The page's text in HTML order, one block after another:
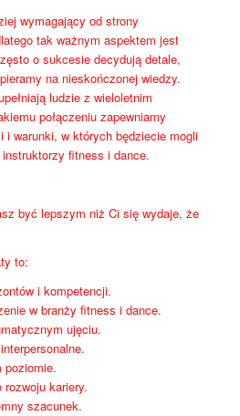
wymagający od strony
tak ważnym aspektem jest
o sukcesie decydują detale,
na nieskończonej wiedzy.
ludzie z wieloletnim
połączeniu zapewniamy
i warunki, w których będziecie mogli
fitness i dance.
być lepszym niż Ci się wydaje, że
to:
i kompetencji.
w branży fitness i dance.
ujęciu.
poziomie.
rozwoju kariery.
szacunek.